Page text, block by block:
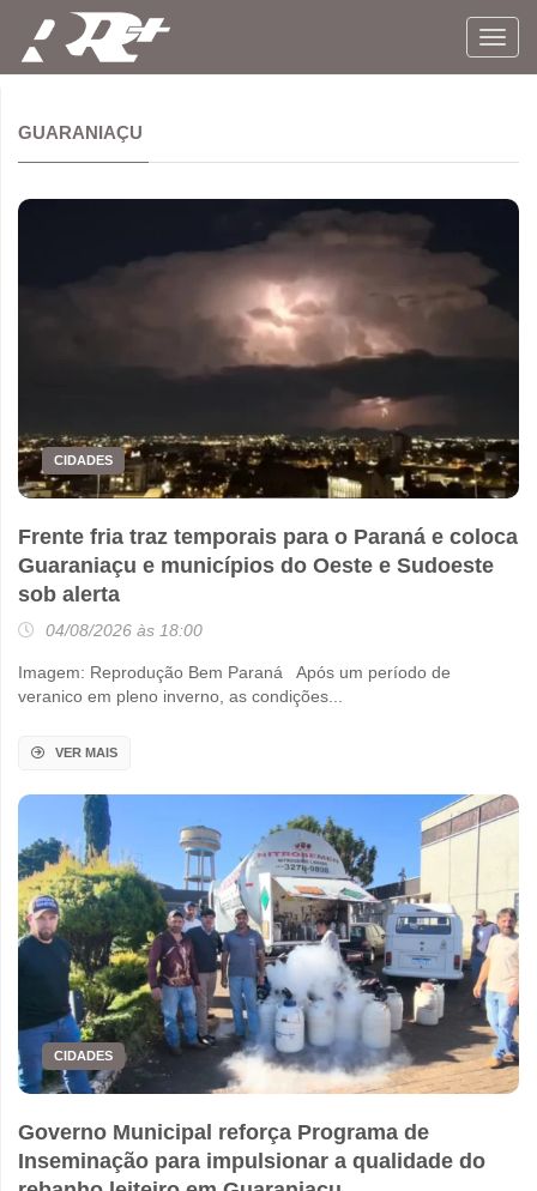
GUARANIAÇU
CIDADES
Frente fria traz temporais para o Paraná e coloca
Guaraniaçu e municípios do Oeste e Sudoeste
sob alerta
04/08/2026 às 18:00
Imagem: Reprodução Bem Paraná Após um período de
veranico em pleno inverno, as condições...
VER MAIS
CIDADES
Governo Municipal reforça Programa de
Inseminação para impulsionar a qualidade do